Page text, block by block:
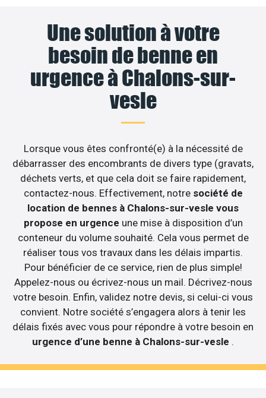
Une solution à votre
besoin de benne en
urgence à Chalons-sur-
vesle
Lorsque vous êtes confronté(e) à la nécessité de
débarrasser des encombrants de divers type (gravats,
déchets verts, et que cela doit se faire rapidement,
contactez-nous. Effectivement, notre société de
location de bennes à Chalons-sur-vesle vous
propose en urgence une mise à disposition d’un
conteneur du volume souhaité. Cela vous permet de
réaliser tous vos travaux dans les délais impartis.
Pour bénéficier de ce service, rien de plus simple!
Appelez-nous ou écrivez-nous un mail. Décrivez-nous
votre besoin. Enfin, validez notre devis, si celui-ci vous
convient. Notre société s’engagera alors à tenir les
délais fixés avec vous pour répondre à votre besoin en
urgence d’une benne à Chalons-sur-vesle .